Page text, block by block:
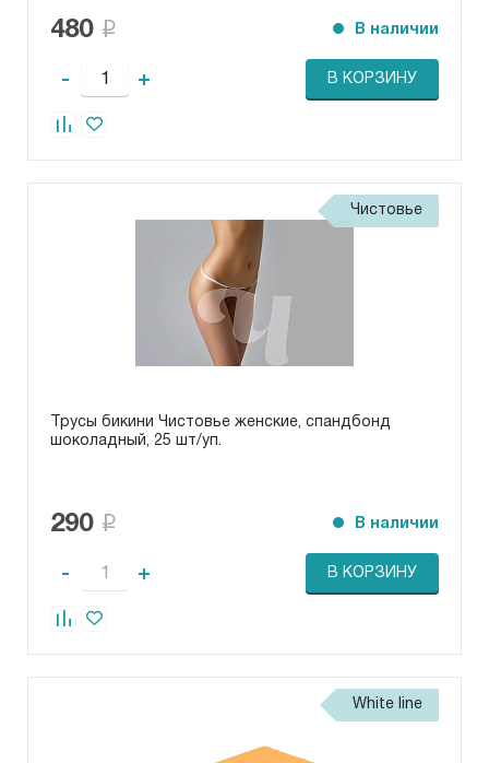
480 В наличии
- + В КОРЗИНУ
Чистовье
Трусы бикини Чистовье женские, спандбонд
шоколадный, 25 шт/уп.
290 В наличии
- + В КОРЗИНУ
White line